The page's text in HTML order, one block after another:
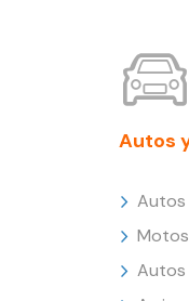
Autos
Autos
Motos
Autos